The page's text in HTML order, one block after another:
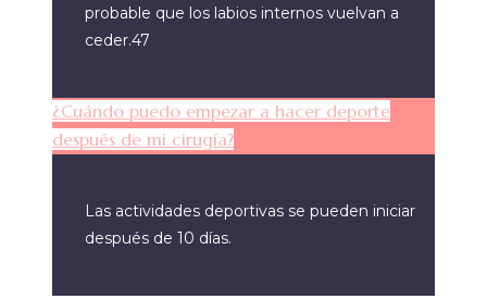
probable que los labios internos vuelvan a
ceder.47
¿Cuándo puedo empezar a hacer deporte
después de mi cirugía?
Las actividades deportivas se pueden iniciar
después de 10 días.